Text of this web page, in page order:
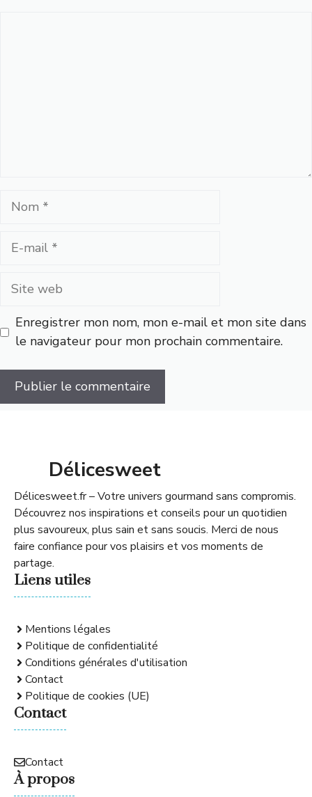
Nom
Site
Enregistrer mon nom, mon e-mail et mon site dans
le navigateur pour mon prochain commentaire.
Délicesweet
Délicesweet.fr – Votre univers gourmand sans compromis.
Découvrez nos inspirations et conseils pour un quotidien
plus savoureux, plus sain et sans soucis. Merci de nous
faire confiance pour vos plaisirs et vos moments de
partage.
Liens utiles
Mentions légales
Politique de confidentialité
Conditions générales d'utilisation
Contact
Politique de cookies (UE)
Contact
Contact
À propos